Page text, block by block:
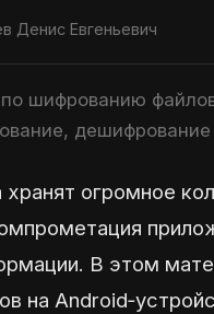
Денис Евгеньевич
шифрованию
огромное
В этом
на